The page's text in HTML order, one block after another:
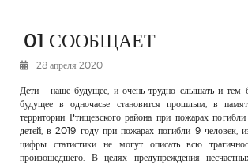
К СВЕДЕНИЮ
РЕКЛАМОДАТЕЛЯМ
ОБЪЯВЛЕНИЯ
КОНТАКТЫ
01 СООБЩАЕТ
28 апреля 2020
Дети - наше будущее, и очень трудно слышать и тем
будущее в одночасье становится прошлым, в
территории Ртищевского района при пожарах
детей, в 2019 году при пожарах погибли 9 человек,
цифры статистики не могут описать всю
произошедшего. В целях предупреждения